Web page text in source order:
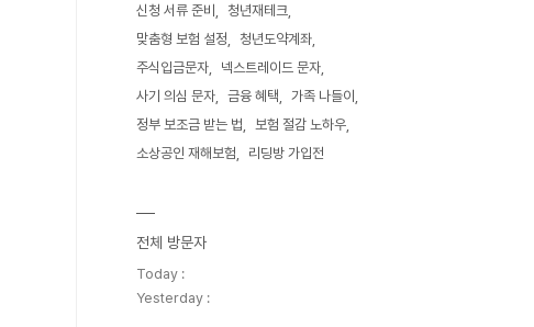
신청 서류 준비
청년재테크
맞춤형 보험 설정
청년도약계좌
주식입금문자
넥스트레이드 문자
사기 의심 문자
금융 혜택
가족 나들이
정부 보조금 받는 법
보험 절감 노하우
소상공인 재해보험
리딩방 가입전
전체 방문자
Today :
Yesterday :